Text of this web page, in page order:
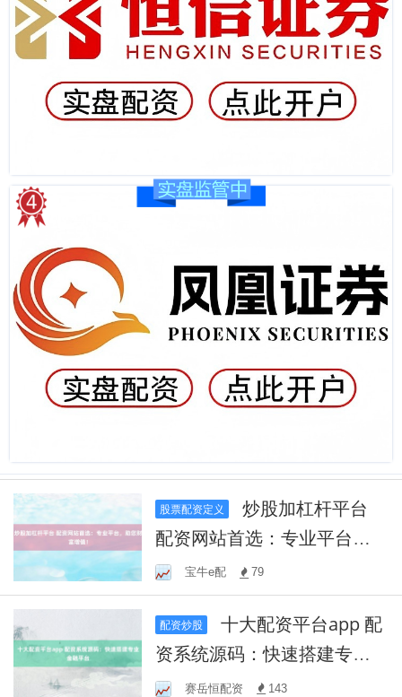
股票配资定义
炒股加杠杆平台
配资网站首选：专业平台，
助您财富增值！
宝牛e配 79
配资炒股
十大配资平台app 配
资系统源码：快速搭建专业
金融平台
赛岳恒配资 143